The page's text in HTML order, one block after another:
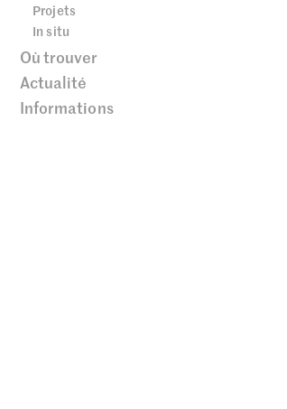
Projets
In situ
Où trouver
Actualité
Informations